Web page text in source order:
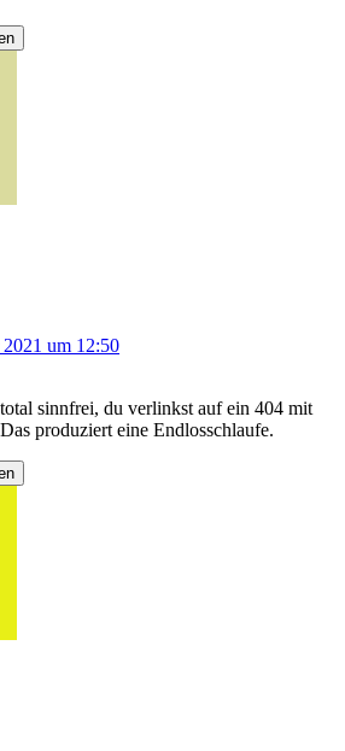
um 12:50
sinnfrei, du verlinkst auf ein 404 mit
produziert eine Endlosschlaufe.